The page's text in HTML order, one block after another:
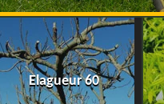
Elagueur 60